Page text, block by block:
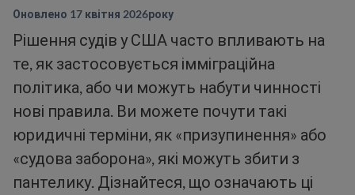
Оновлено 17 квітня 2026року
Рішення судів у США часто впливають на
те, як застосовується імміграційна
політика, або чи можуть набути чинності
нові правила. Ви можете почути такі
юридичні терміни, як «призупинення» або
«судова заборона», які можуть збити з
пантелику. Дізнайтеся, що означають ці